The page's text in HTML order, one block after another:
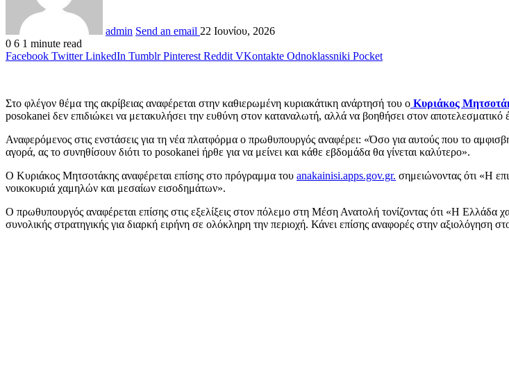
admin Send an email 22 Ιουνίου, 2026
0 6 1 minute read
Facebook Twitter LinkedIn Tumblr Pinterest Reddit VKontakte Odnoklassniki Pocket
Στο φλέγον θέμα της ακρίβειας αναφέρεται στην καθιερωμένη κυριακάτικη ανάρτησή του ο Κυριάκος
posokanei δεν επιδιώκει να μετακυλήσει την ευθύνη στον καταναλωτή, αλλά να βοηθήσει στον αποτελεσματικό
Αναφερόμενος στις ενστάσεις για τη νέα πλατφόρμα ο πρωθυπουργός αναφέρει: «Όσο για αυτούς που το
αγορά, ας το συνηθίσουν διότι το posokanei ήρθε για να μείνει και κάθε εβδομάδα θα γίνεται καλύτερο».
Ο Κυριάκος Μητσοτάκης αναφέρεται επίσης στο πρόγραμμα του anakainisi.apps.gov.gr. σημειώνοντας ότι «Η
νοικοκυριά χαμηλών και μεσαίων εισοδημάτων».
Ο πρωθυπουργός αναφέρεται επίσης στις εξελίξεις στον πόλεμο στη Μέση Ανατολή τονίζοντας ότι «Η
συνολικής στρατηγικής για διαρκή ειρήνη σε ολόκληρη την περιοχή. Κάνει επίσης αναφορές στην αξιολόγηση